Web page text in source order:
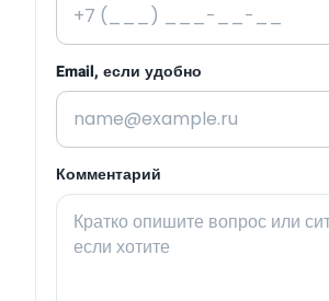
Email, если удобно
Комментарий